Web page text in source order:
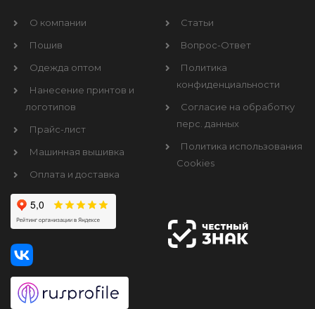
О компании
Пошив
Одежда оптом
Нанесение принтов и
логотипов
Прайс-лист
Машинная вышивка
Оплата и доставка
Статьи
Вопрос-Ответ
Политика
конфиденциальности
Согласие на обработку
перс. данных
Политика использования
Cookies